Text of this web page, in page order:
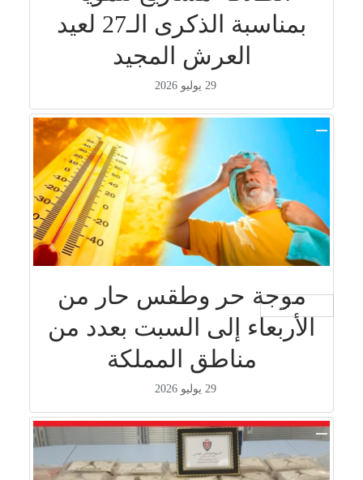
بمناسبة الذكرى الـ27 لعيد
العرش المجيد
29 يوليو 2026
موجة حر وطقس حار من
الأربعاء إلى السبت بعدد من
مناطق المملكة
29 يوليو 2026
جار التحميل ...